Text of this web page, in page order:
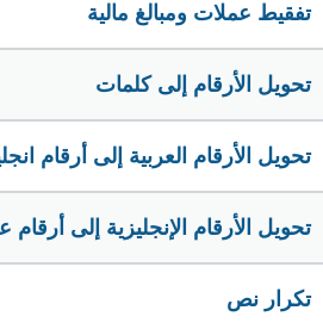
تفقيط عملات ومبالغ مالية
تحويل الأرقام إلى كلمات
تحويل الأرقام العربية إلى أرقام
تحويل الأرقام الإنجليزية إلى أرقام
تكرار نص